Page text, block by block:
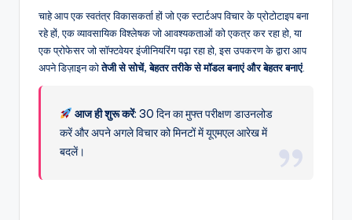
चाहे आप एक स्वतंत्र विकासकर्ता हों जो एक स्टार्टअप विचार के प्रोटोटाइप बना
रहे हों, एक व्यावसायिक विश्लेषक जो आवश्यकताओं को एकत्र कर रहा हो, या
एक प्रोफेसर जो सॉफ्टवेयर इंजीनियरिंग पढ़ा रहा हो, इस उपकरण के द्वारा आप
अपने डिज़ाइन कोतेजी से सोचें, बेहतर तरीके से मॉडल बनाएं और बेहतर बनाएं.
आज ही शुरू करें: 30 दिन का मुफ्त परीक्षण डाउनलोड
करें और अपने अगले विचार को मिनटों में यूएमएल आरेख में
बदलें।